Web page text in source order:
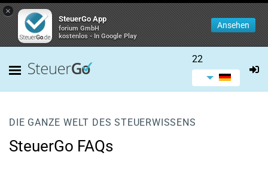
×
SteuerGo App
forium GmbH
kostenlos - In Google Play
Ansehen
22
DIE GANZE WELT DES STEUERWISSENS
SteuerGo FAQs